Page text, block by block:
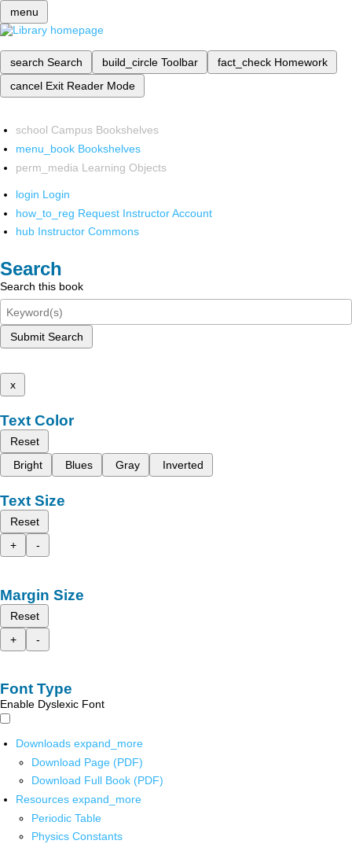
menu
search Search build_circle Toolbar fact_check Homework
cancel Exit Reader Mode
school Campus Bookshelves
menu_book Bookshelves
perm_media Learning Objects
login Login
how_to_reg Request Instructor Account
hub Instructor Commons
Search
Search this book
Submit Search
x
Text Color
Reset
Bright
Blues Gray Inverted
Text Size
Reset
+
-
Margin Size
Reset
+
-
Font Type
Enable Dyslexic Font
Downloads expand_more
Download Page (PDF)
Download Full Book (PDF)
Resources expand_more
Periodic Table
Physics Constants